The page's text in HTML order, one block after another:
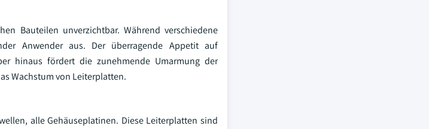
Bauteilen unverzichtbar. Während verschiedene
Anwender aus. Der überragende Appetit auf
hinaus fördert die zunehmende Umarmung der
Wachstum von Leiterplatten.
alle Gehäuseplatinen. Diese Leiterplatten sind